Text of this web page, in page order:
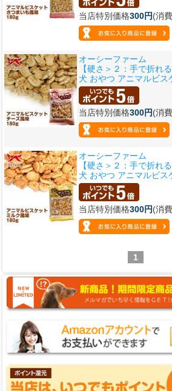
当店特別価格300円(消
オーシーファーム
【硬さ＞２：手で折れ
犬 おやつ アニマルビス
当店特別価格300円(消
オーシーファーム
【硬さ＞２：手で折れ
犬 おやつ アニマルビス
当店特別価格300円(消
1